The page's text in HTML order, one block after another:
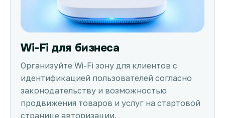
Wi-Fi для бизнеса
Организуйте Wi-Fi зону для клиентов с
идентификацией пользователей согласно
законодательству и возможностью
продвижения товаров и услуг на стартовой
странице авторизации.